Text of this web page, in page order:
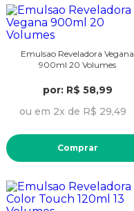
Emulsao Reveladora Vegana
900ml 20 Volumes
por: R$ 58,99
ou em 2x de R$ 29,49
Comprar